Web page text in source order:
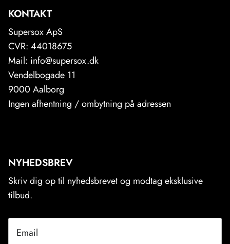
KONTAKT
Supersox ApS
CVR: 44018675
Mail: info@supersox.dk
Vendelbogade 11
9000 Aalborg
Ingen afhentning / ombytning på adressen
NYHEDSBREV
Skriv dig op til nyhedsbrevet og modtag eksklusive
tilbud.